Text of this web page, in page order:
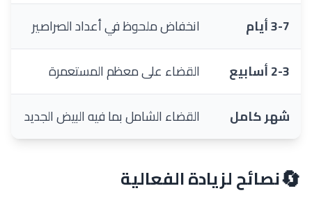
3-7 أيام
انخفاض ملحوظ في أعداد الصراصير
2-3 أسابيع
القضاء على معظم المستعمرة
شهر كامل
القضاء الشامل بما فيه البيض الجديد
🔄نصائح لزيادة الفعالية